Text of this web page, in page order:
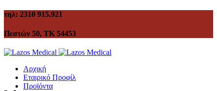
τηλ: 2310 915.921
Πεστών 50, ΤΚ 54453
Αρχική
Εταιρικό Προφίλ
Προϊόντα